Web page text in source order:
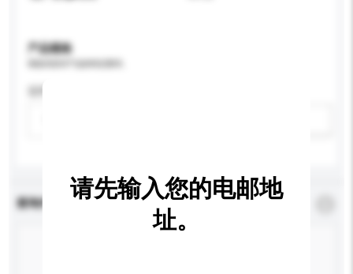
产品规格
查询内容 * 必须填写
请先输入您的电邮地
址。